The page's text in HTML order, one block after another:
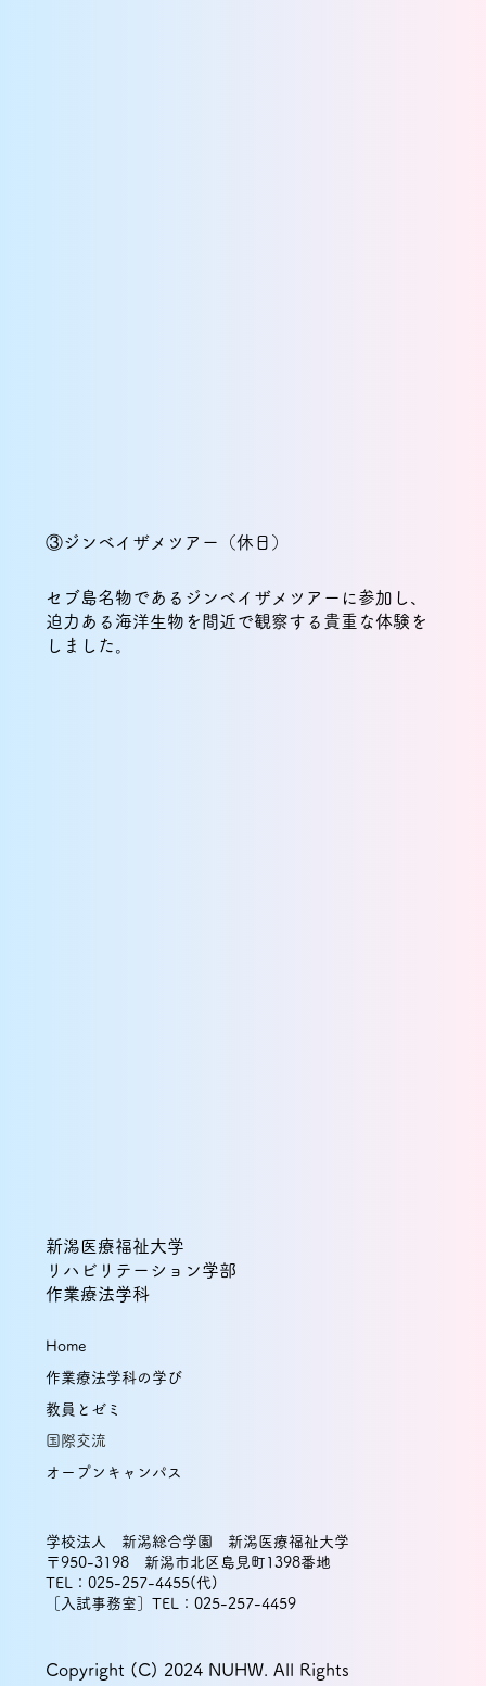
③ジンベイザメツアー（休日）
セブ島名物であるジンベイザメツアーに参加し、
迫力ある海洋生物を間近で観察する貴重な体験を
しました。
新潟医療福祉大学
リハビリテーション学部
作業療法学科
Home
作業療法学科の学び
教員とゼミ
国際交流
オープンキャンパス
学校法人 新潟総合学園 新潟医療福祉大学
〒950-3198 新潟市北区島見町1398番地
TEL：025-257-4455(代)
［入試事務室］TEL：025-257-4459
Copyright (C) 2024 NUHW. All Rights